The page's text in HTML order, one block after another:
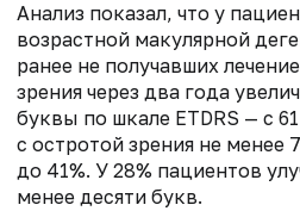
Анализ показал, что у
возрастной макулярной
ранее не получавших
зрения через два года
буквы по шкале ETDRS — с
с остротой зрения не менее
до 41%. У 28% пациентов
менее десяти букв.